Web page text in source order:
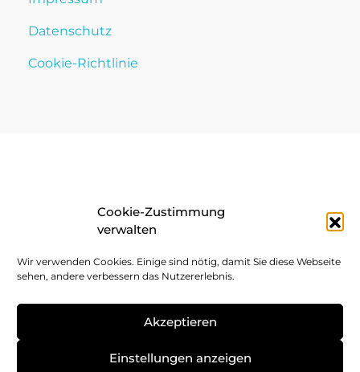
Cookie-Zustimmung
verwalten
Wir verwenden Cookies. Einige sind nötig, damit Sie diese Webseite
sehen, andere verbessern das Nutzererlebnis.
Akzeptieren
Einstellungen anzeigen
Datenschutz
Cookie-Richtlinie